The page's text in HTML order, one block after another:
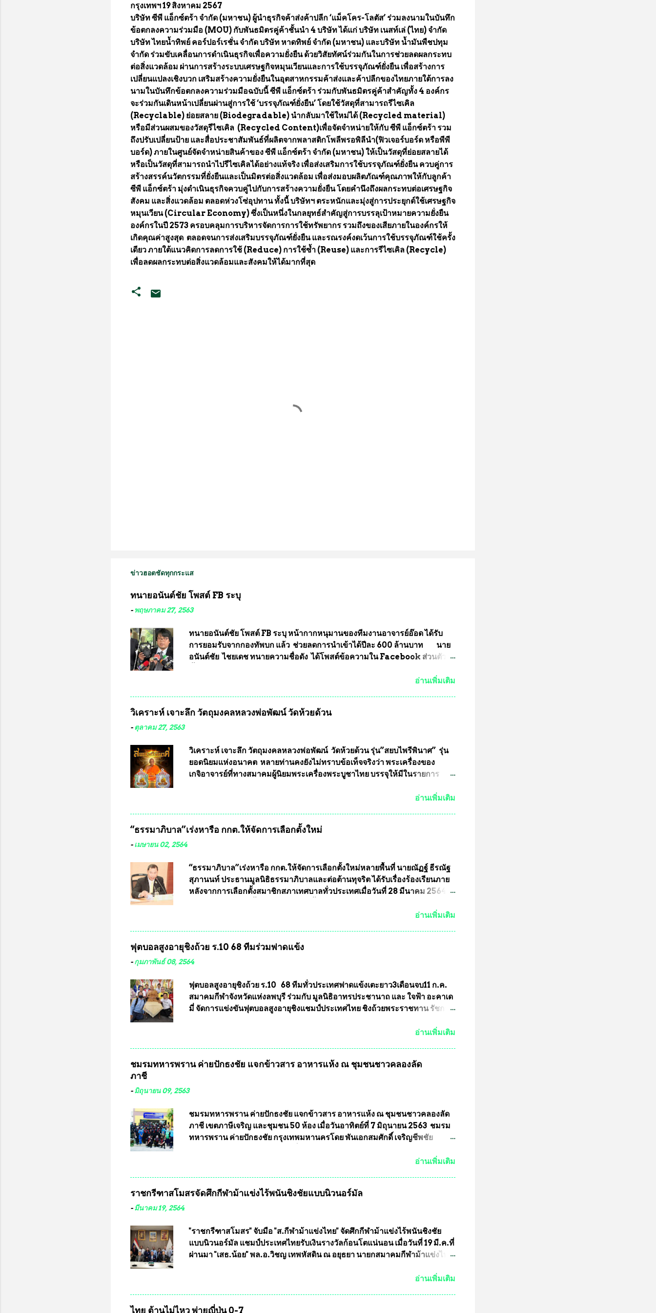
กรุงเทพฯ 19 สิงหาคม 2567
บริษัท ซีพี แอ็กซ์ตร้า จำกัด (มหาชน) ผู้นำธุรกิจค้าส่งค้าปลีก ‘แม็คโคร-โลตัส’ ร่วมลงนามในบันทึก
ข้อตกลงความร่วมมือ (MOU) กับพันธมิตรคู่ค้าชั้นนำ 4 บริษัท ได้แก่ บริษัท เนสท์เล่ (ไทย) จํากัด
บริษัท ไทยน้ำทิพย์ คอร์ปอร์เรชั่น จำกัด บริษัท หาดทิพย์ จำกัด (มหาชน) และบริษัท น้ำมันพืชปทุม
จำกัด ร่วมขับเคลื่อนการดำเนินธุรกิจเพื่อความยั่งยืน ด้วยวิสัยทัศน์ร่วมกันในการช่วยลดผลกระทบ
ต่อสิ่งแวดล้อม ผ่านการสร้างระบบเศรษฐกิจหมุนเวียนและการใช้บรรจุภัณฑ์ยั่งยืน เพื่อสร้างการ
เปลี่ยนแปลงเชิงบวก เสริมสร้างความยั่งยืนในอุตสาหกรรมค้าส่งและค้าปลีกของไทยภายใต้การลง
นามในบันทึกข้อตกลงความร่วมมือฉบับนี้ ซีพี แอ็กซ์ตร้า ร่วมกับพันธมิตรคู่ค้าสำคัญทั้ง 4 องค์กร
จะร่วมกันเดินหน้าเปลี่ยนผ่านสู่การใช้ ‘บรรจุภัณฑ์ยั่งยืน’ โดยใช้วัสดุที่สามารถรีไซเคิล
(Recyclable) ย่อยสลาย (Biodegradable) นำกลับมาใช้ใหม่ได้ (Recycled material)
หรือมีส่วนผสมของวัสดุรีไซเคิล (Recycled Content)เพื่อจัดจำหน่ายให้กับ ซีพี แอ็กซ์ตร้า รวม
ถึงปรับเปลี่ยนป้าย และสื่อประชาสัมพันธ์ที่ผลิตจากพลาสติกโพลีพรอพิลีนำ(ฟิวเจอร์บอร์ด หรือพีพี
บอร์ด) ภายในศูนย์จัดจำหน่ายสินค้าของ ซีพี แอ็กซ์ตร้า จำกัด (มหาชน) ให้เป็นวัสดุที่ย่อยสลายได้
หรือเป็นวัสดุที่สามารถนำไปรีไซเคิลได้อย่างแท้จริง เพื่อส่งเสริมการใช้บรรจุภัณฑ์ยั่งยืน ควบคู่การ
สร้างสรรค์นวัตกรรมที่ยั่งยืนและเป็นมิตรต่อสิ่งแวดล้อม เพื่อส่งมอบผลิตภัณฑ์คุณภาพให้กับลูกค้า
ซีพี แอ็กซ์ตร้า มุ่งดำเนินธุรกิจควบคู่ไปกับการสร้างความยั่งยืน โดยคำนึงถึงผลกระทบต่อเศรษฐกิจ
สังคม และสิ่งแวดล้อม ตลอดห่วงโซ่อุปทาน ทั้งนี้ บริษัทฯ ตระหนักและมุ่งสู่การประยุกต์ใช้เศรษฐกิจ
หมุนเวียน (Circular Economy) ซึ่งเป็นหนึ่งในกลยุทธ์สำคัญสู่การบรรลุเป้าหมายความยั่งยืน
องค์กรในปี 2573 ครอบคลุมการบริหารจัดการการใช้ทรัพยากร รวมถึงของเสียภายในองค์กรให้
เกิดคุณค่าสูงสุด ตลอดจนการส่งเสริมบรรจุภัณฑ์ยั่งยืน และรณรงค์งดเว้นการใช้บรรจุภัณฑ์ใช้ครั้ง
เดียว ภายใต้แนวคิดการลดการใช้ (Reduce) การใช้ซ้ำ (Reuse) และการรีไซเคิล (Recycle)
เพื่อลดผลกระทบต่อสิ่งแวดล้อมและสังคมให้ได้มากที่สุด
ข่าวฮอตชัดทุกกระแส
ทนายอนันต์ชัย โพสต์ FB ระบุ
- พฤษภาคม 27, 2563
ทนายอนันต์ชัย โพสต์ FB ระบุ หน้ากากหนุมานของทีมงานอาจารย์อ๊อด ได้รับ
การยอมรับจากกองทัพบก แล้ว ช่วยลดการนำเข้าได้ปีละ 600 ล้านบาท นาย
อนันต์ชัย ไชยเดช ทนายความชื่อดัง ได้โพสต์ข้อความใน Facebook ส่วนตัว
ว่า หน้ากากป้องกันสารพิษทางทหาร ถ้าสามารถผลิตได้ในประเทศไทย จะทำให้
กับประเทศชาติอย่างยิ่ง ผมจะดีใจและภูมิใจมากหากหน้ากากป้องกันสารพิษทาง
ทหารนี้ได้รับการผลิตในประเทศลดการนำเข้าโดยเด็ดขาด และสามารถผลิต
จำหน่ายส่งออกต่างประเทศได้ โดยทีมทนายความและทีมงา...
อ่านเพิ่มเติม
วิเคราะห์ เจาะลึก วัตถุมงคลหลวงพ่อพัฒน์ วัดห้วยด้วน
-ตุลาคม 27, 2563
วิเคราะห์ เจาะลึก วัตถุมงคลหลวงพ่อพัฒน์ วัดห้วยด้วน รุ่น”สยบไพรีพินาศ” รุ่น
ยอดนิยมแห่งอนาคต หลายท่านคงยังไม่ทราบข้อเท็จจริงว่า พระเครื่องของ
เกจิอาจารย์ที่ทางสมาคมผู้นิยมพระเครื่องพระบูชาไทย บรรจุให้มีในรายการ
หมุน แต่พระเครื่องหลวงพ่อคูณ มีเพียงบางรุ่นเท่านั้นที่อยู่ในรายการประกวด
ในอนาคต หากทางสมาคมฯ มีการบรรจุพระเครื่องหลวงพ่อพัฒน์ ให้มีการ
ประกวดแบบถาวรบ้าง ก็คงจะมีการคัดเลือกเพียงบางรุ่นเช่นกัน เนื่องจากพระ
เข้ารายการประกวดต้องมีคุณสมบัติชัดเจนดังนี้ 1.)พระทุกองค์จะต้องตอกโค๊ต
และรันหมายเลข (พร้อมทั้งมีการทำลายบล๊อก โค๊ด หมายเลข) 2.)ต้องมีการ
ประกาศจำนวนการจัดสร้างให้ชัดเจน ว่าสร้างจำนวนเท่าไหร่ (เพื่อป้องกันการปั๊ม
อ่านเพิ่มเติม
“ธรรมาภิบาล”เร่งหารือ กกต.ให้จัดการเลือกตั้งใหม่
-เมษายน 02, 2564
“ธรรมาภิบาล”เร่งหารือ กกต.ให้จัดการเลือกตั้งใหม่หลายพื้นที่ นายณัฏฐ์ ธีรณัฐ
สุภานนท์ ประธานมูลนิธิธรรมาภิบาลและต่อต้านทุจริต ได้รับเรื่องร้องเรียนภาย
หลังจากการเลือกตั้งสมาชิกสภาเทศบาลทั่วประเทศเมื่อวันที่ 28 มีนาคม 2564 ที่
กฎหมายการเลือกตั้ง นายณัฏฐ์ ธีรณัฐสุภานนท์ เปิดเผยว่า “ยกตัวอย่างในเขต
กฎหมายการเลือกตั้งเข้ามาเป็นจำนวนมาก โดยจะเข้าหารือกับเลขาธิการคณะ
กรรมการการเลือกตั้ง เพื่อให้ตั้งคณะกรรมการแสวงหาข้อเท็จจริง เร่งให้มีคำ
เลือกตั้งใหม่อีกครั้ง ประธานมูลนิธิธรรมาภิบาลและต่อต้านทุจริต กล่าวต่ออีกว่า
“นครเชียงใหม่เป็นเขตพื้นที่เศรษฐกิจอันสำคัญของภาคเหนือ ต้องส่งเสริมให้ผู้นำ
ในระดับต่างๆมีหลักธรรมาภิบาลในการบริหารราชการแผ่นดิน คณะกรรมการ
อ่านเพิ่มเติม
ฟุตบอลสูงอายุชิงถ้วย ร.10 68 ทีมร่วมฟาดแข้ง
-กุมภาพันธ์ 08, 2564
ฟุตบอลสูงอายุชิงถ้วย ร.10 68 ทีมทั่วประเทศฟาดแข้งเตะยาว3เดือนจบ11 ก.ค.
สมาคมกีฬาจังหวัดแห่งลพบุรี ร่วมกับ มูลนิธิอาทรประชานาถ และ ใจฟ้า อะคาเด
มี่ จัดการแข่งขันฟุตบอลสูงอายุชิงแชมป์ประเทศไทย ชิงถ้วยพระราชทาน รัชกาล
ชาติอนุญาตให้ลงแข่งขันได้ ทีมแชมป์ได้รับ 150,000 บาท พร้อมได้สิทธิ์ไปทัวร์
ประธานมูลนิธิประชานาถ และ ประธานอำนวยการจัดการแข่งขันฟุตบอลสูงอายุ
บดินทรเทพยวรางกูร (รัชกาลที่ 10 ) พร้อมด้วย ดร.สุจินต์ สว่างศรี รองประธาน
แข่งขัน และคณะทำงาน ได้ร่วมกันประชุมหารือเตรียมความพร้อมจัดการ
แข่งขันฟุตบอลสูงอายุ ชิงแชมป์ประเทศไทย ครั้งที่ 1 ประจำปี 2564 กำหนด
แข่งขันระหว่างวันที่ 24 เมษายน จนถึงว...
อ่านเพิ่มเติม
ชมรมทหารพราน ค่ายปักธงชัย แจกข้าวสาร อาหารแห้ง ณ​ ชุมชนชาวคลองลัด
ภาชี
-มิถุนายน 09, 2563
ชมรมทหารพราน ค่ายปักธงชัย แจกข้าวสาร อาหารแห้ง ณ​ ชุมชนชาวคลองลัด
ภาชี เขตภาษีเจริญ และชุมชน 50 ห้อง เมื่อวันอาทิตย์ที่ 7 มิถุนายน 2563 ชมรม
ทหารพราน ค่ายปักธงชัย กรุงเทพมหานครโดย พันเอกสมศักดิ์ เจริญชีพชัย
กรุงเทพมหานคร ได้เป็นประธาน แจกข้าวสาร อาหารแห้ง ให้กับพี่น้องชุมชน
พันอากาศเอก ทองอินทร์ พรหมสุวรรณ ท่านรองกัมปนาท ผู้ร่วมประสานงาน ไม่
ธรรม ประธานชุมชน คลองลัดภาชีเขตภาษีเจริญ สท.ทพ. สมนึก ปัทมาลัยที่
ปรึกษา และการแจกข้าวสารอาหารแห้งในคราวครั้งนี้ก็ได้รับความ ร้องขอจาก
ประธานชุมชนคลองลัดภาชีเขตภาษีเจริญ !!พี่น้องชุมชนได้รับความเดือดร้อน
อ่านเพิ่มเติม
ราชกรีฑาสโมสรจัดศึกกีฬาม้าแข่งไร้พนันชิงชัยแบบนิวนอร์มัล
-มีนาคม 19, 2564
"ราชกรีฑาสโมสร" จับมือ "ส.กีฬาม้าแข่งไทย" จัดศึกกีฬาม้าแข่งไร้พนันชิงชัย
แบบนิวนอร์มัล แชมป์ประเทศไทยรับเงินรางวัลก้อนโตแน่นอน เมื่อวันที่ 19 มี.ค.ที่
ผ่านมา "เสธ.น้อย" พล.อ.วิชญ เทพหัสดิน ณ อยุธยา นายกสมาคมกีฬาม้าแข่งไทย
สโมสร กับ สมาคมกีฬาม้าแข่งไทย ที่ห้องประชุมมูลนิธิโอลิมปิคไทย (บ้าน
อำนวยการแข่งม้า พร้อมด้วย นายเต็มสุข สุวรรณศร กรรมการอำนวยการแข่งม้า
อ่านเพิ่มเติม
ไทย ต้านไม่ไหว พ่ายญี่ปุ่น 0-7